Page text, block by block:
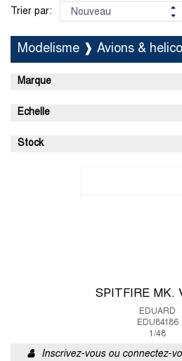
Trier par:
Modelisme ❱ Avions &
Marque
Echelle
Stock
SPITFIRE MK.
EDUARD
EDU84186
1/48
Inscrivez-vous ou connectez-